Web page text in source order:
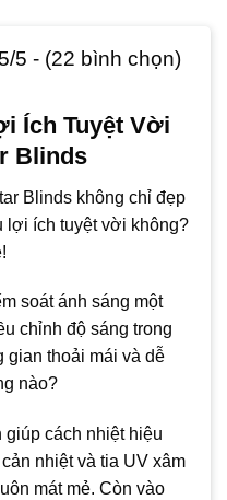
5/5 - (22 bình chọn)
Ích Tuyệt Vời
Blinds
Blinds không chỉ đẹp
lợi ích tuyệt vời không?
soát ánh sáng một
chỉnh độ sáng trong
gian thoải mái và dễ
nào?
giúp cách nhiệt hiệu
nhiệt và tia UV xâm
mát mẻ. Còn vào